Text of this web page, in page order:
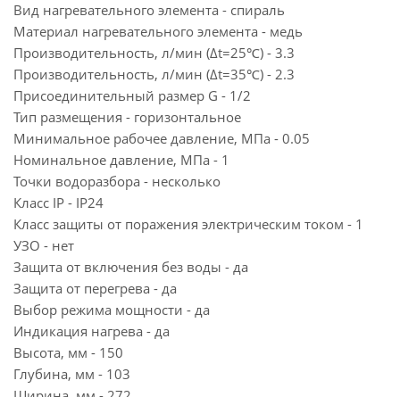
Вид нагревательного элемента - спираль
Материал нагревательного элемента - медь
Производительность, л/мин (∆t=25℃) - 3.3
Производительность, л/мин (∆t=35℃) - 2.3
Присоединительный размер G - 1/2
Тип размещения - горизонтальное
Минимальное рабочее давление, МПа - 0.05
Номинальное давление, МПа - 1
Точки водоразбора - несколько
Класс IP - IP24
Класс защиты от поражения электрическим током - 1
УЗО - нет
Защита от включения без воды - да
Защита от перегрева - да
Выбор режима мощности - да
Индикация нагрева - да
Высота, мм - 150
Глубина, мм - 103